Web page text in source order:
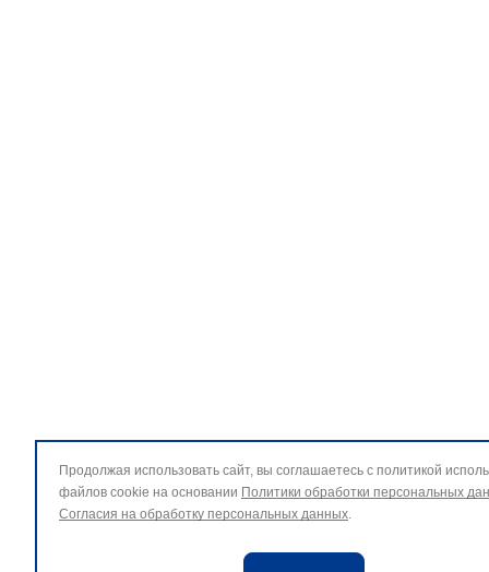
Продолжая использовать сайт, вы соглашаетесь с политикой
файлов cookie на основании Политики обработки персональных
Согласия на обработку персональных данных.